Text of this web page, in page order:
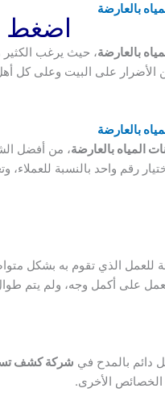
بالعارضة
اضغط
بالعارضة، حيث يرغب
من الأضرار على البيت
بالعارضة
المياه بالعارضة، من أفضل
رقم واحد بالنسبة
للعمل الذي تقوم به بشكل
على أكمل وجه، ولم يتم
دائم بالمدح في شركة كشف
الخصائص الأخرى.